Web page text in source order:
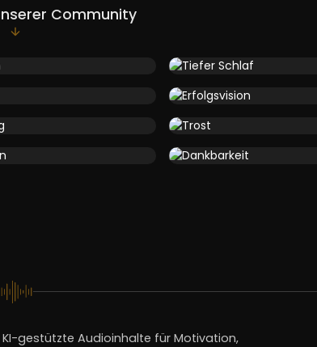
Community
gestützte Audioinhalte für Motivation,